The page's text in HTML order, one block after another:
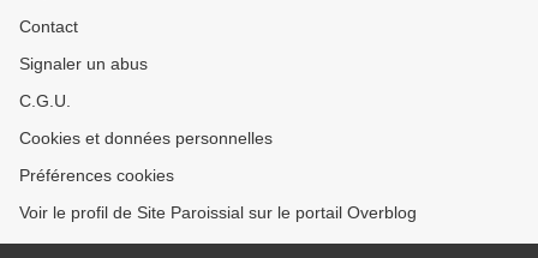
Contact
Signaler un abus
C.G.U.
Cookies et données personnelles
Préférences cookies
Voir le profil de Site Paroissial sur le portail Overblog